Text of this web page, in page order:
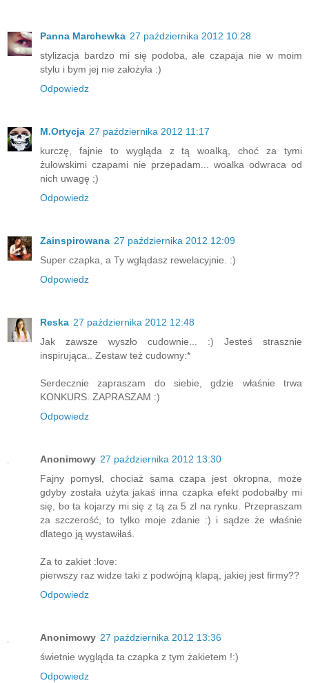
Panna Marchewka 27 października 2012 10:28
stylizacja bardzo mi się podoba, ale czapaja nie w moim
stylu i bym jej nie założyła :)
Odpowiedz
M.Ortycja 27 października 2012 11:17
kurczę, fajnie to wygląda z tą woalką, choć za tymi
żulowskimi czapami nie przepadam... woalka odwraca od
nich uwagę ;)
Odpowiedz
Zainspirowana 27 października 2012 12:09
Super czapka, a Ty wglądasz rewelacyjnie. :)
Odpowiedz
Reska 27 października 2012 12:48
Jak zawsze wyszło cudownie... :) Jesteś strasznie
inspirująca.. Zestaw też cudowny:*
Serdecznie zapraszam do siebie, gdzie właśnie trwa
KONKURS. ZAPRASZAM :)
Odpowiedz
Anonimowy 27 października 2012 13:30
Fajny pomysł, chociaż sama czapa jest okropna, może
gdyby została użyta jakaś inna czapka efekt podobałby mi
się, bo ta kojarzy mi się z tą za 5 zl na rynku. Przepraszam
za szczerość, to tylko moje zdanie :) i sądze że właśnie
dlatego ją wystawiłaś.
Za to zakiet :love:
pierwszy raz widze taki z podwójną klapą, jakiej jest firmy??
Odpowiedz
Anonimowy 27 października 2012 13:36
świetnie wygląda ta czapka z tym żakietem !:)
Odpowiedz